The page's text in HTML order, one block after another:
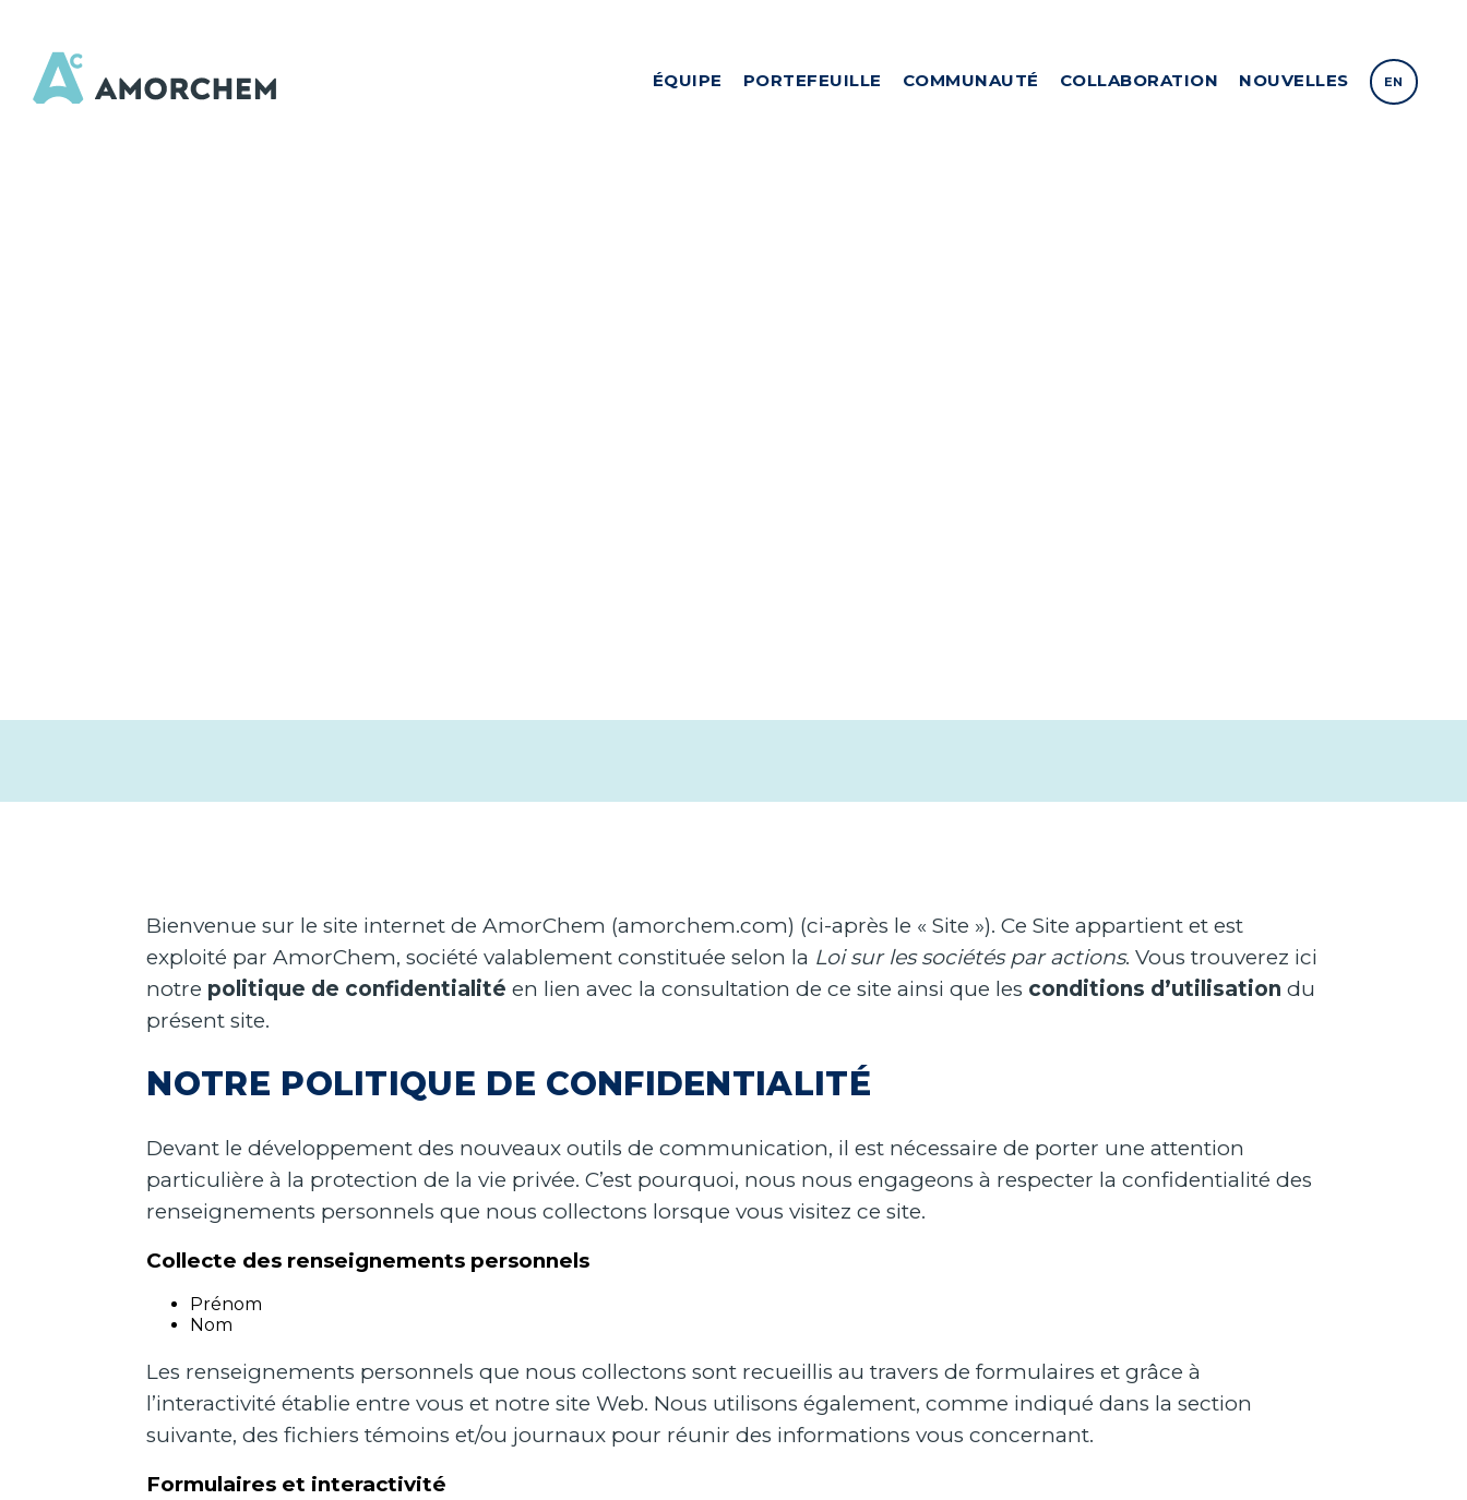
ÉQUIPE PORTEFEUILLE COMMUNAUTÉ COLLABORATION NOUVELLES EN
Bienvenue sur le site internet de AmorChem (amorchem.com) (ci-après le « Site »). Ce Site appartient et est
exploité par AmorChem, société valablement constituée selon la Loi sur les sociétés par actions. Vous trouverez ici
notre politique de confidentialité en lien avec la consultation de ce site ainsi que les conditions d’utilisation du
présent site.
NOTRE POLITIQUE DE CONFIDENTIALITÉ
Devant le développement des nouveaux outils de communication, il est nécessaire de porter une attention
particulière à la protection de la vie privée. C’est pourquoi, nous nous engageons à respecter la confidentialité des
renseignements personnels que nous collectons lorsque vous visitez ce site.
Collecte des renseignements personnels
Prénom
Nom
Les renseignements personnels que nous collectons sont recueillis au travers de formulaires et grâce à
l’interactivité établie entre vous et notre site Web. Nous utilisons également, comme indiqué dans la section
suivante, des fichiers témoins et/ou journaux pour réunir des informations vous concernant.
Formulaires et interactivité